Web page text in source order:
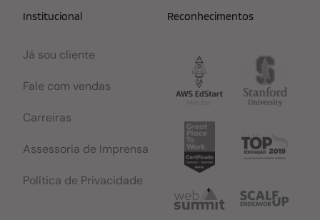
Institucional
Já sou cliente
Fale com vendas
Carreiras
Assessoria de Imprensa
Política de Privacidade
Reconhecimentos